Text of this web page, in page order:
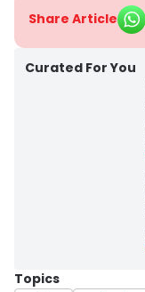
Share Article
Curated For You
Topics